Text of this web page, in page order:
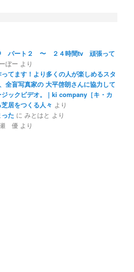
パート２ 〜 ２４時間tv 頑張って
ぼー より
てます！より多くの人が楽しめるスタ
全盲写真家の 大平啓朗さんに協力して
ックビデオ。 | ki company［キ・カ
居をつくる人々 より
た にみとはと より
優 より